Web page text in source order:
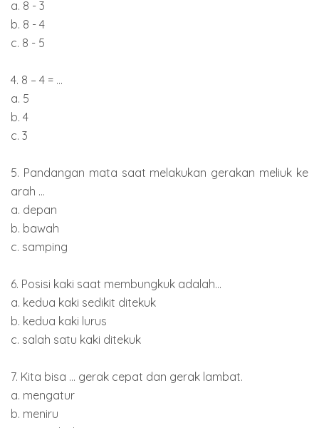
a. 8 - 3
b. 8 - 4
c. 8 - 5
4. 8 – 4 = ...
a. 5
b. 4
c. 3
5. Pandangan mata saat melakukan gerakan meliuk ke
arah ...
a. depan
b. bawah
c. samping
6. Posisi kaki saat membungkuk adalah...
a. kedua kaki sedikit ditekuk
b. kedua kaki lurus
c. salah satu kaki ditekuk
7. Kita bisa ... gerak cepat dan gerak lambat.
a. mengatur
b. meniru